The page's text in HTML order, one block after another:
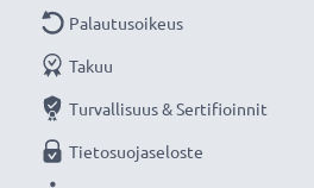
Palautusoikeus
Takuu
Turvallisuus & Sertifioinnit
Tietosuojaseloste